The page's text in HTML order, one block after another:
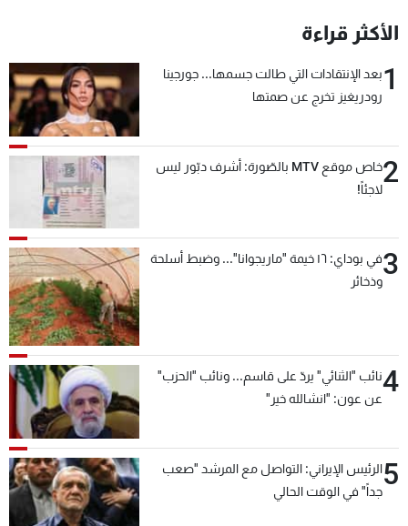
الأكثر قراءة
1بعد الإنتقادات التي طالت جسمها... جورجينا
رودريغيز تخرج عن صمتها
2
خاص موقع MTV بالصّورة: أشرف دبّور ليس
لاجئاً!
3
في بوداي: ١٦ خيمة "ماريجوانا"... وضبط أسلحة
وذخائر
4نائب "الثنائي" يردّ على قاسم... ونائب "الحزب"
عن عون: "انشالله خير"
5الرئيس الإيراني: التواصل مع المرشد "صعب
جداً" في الوقت الحالي